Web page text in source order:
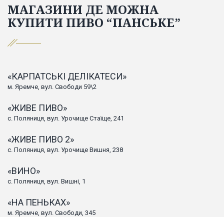
МАГАЗИНИ ДЕ МОЖНА
КУПИТИ ПИВО “ПАНСЬКЕ”
«КАРПАТСЬКІ ДЕЛІКАТЕСИ»
м. Яремче, вул. Свободи 59\2
«ЖИВЕ ПИВО»
с. Поляниця, вул. Урочище Стаїще, 241
«ЖИВЕ ПИВО 2»
с. Поляниця, вул. Урочище Вишня, 238
«ВИНО»
с. Поляниця, вул. Вишні, 1
«НА ПЕНЬКАХ»
м. Яремче, вул. Свободи, 345